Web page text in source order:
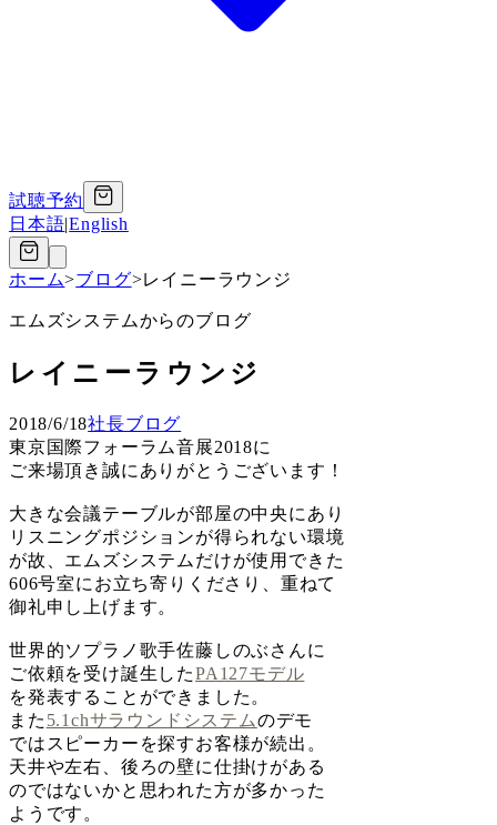
試聴予約
日本語|English
ホーム>ブログ>レイニーラウンジ
エムズシステムからのブログ
レイニーラウンジ
2018/6/18社長ブログ
東京国際フォーラム音展2018に
ご来場頂き誠にありがとうございます！
大きな会議テーブルが部屋の中央にあり
リスニングポジションが得られない環境
が故、エムズシステムだけが使用できた
606号室にお立ち寄りくださり、重ねて
御礼申し上げます。
世界的ソプラノ歌手佐藤しのぶさんに
ご依頼を受け誕生したPA127モデル
を発表することができました。
また 5.1chサラウンドシステムのデモ
ではスピーカーを探すお客様が続出。
天井や左右、後ろの壁に仕掛けがある
のではないかと思われた方が多かった
ようです。